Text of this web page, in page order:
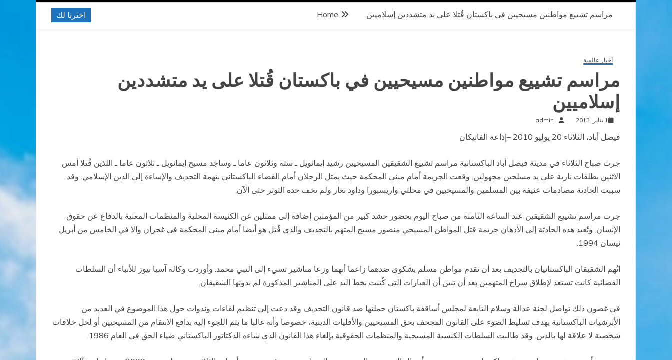
اخترنا لك Home مراسم تشييع مواطنين مسيحيين في باكستان قُتلا على يد متشددين إسلاميين
أخبار عالمية
مراسم تشييع مواطنين مسيحيين في باكستان قُتلا على يد متشددين
إسلاميين
1 يناير, 2013 admin
فيصل أباد، الثلاثاء 20 يوليو 2010 –إذاعة الفاتيكان
جرت صباح الثلاثاء في مدينة فيصل أباد الباكستانية مراسم تشييع الشقيقين المسيحيين رشيد إيمانويل ـ ستة وثلاثون عاما ـ وساجد مسيح إيمانويل ـ ثلاثون عاما ـ اللذين قُتلا أمس
الاثنين بطلقات نارية على يد مسلحين مجهولين. وقعت الجريمة أمام مبنى المحكمة حيث يمثل الرجلان أمام القضاء الباكستاني بتهمة التجديف والإساءة إلى الدين الإسلامي. وقد
سببت الحادثة مصادمات عنيفة بين المسلمين والمسيحيين في محلتي واريسبورا وداود نغار ولم تخف حدة التوتر حتى الآن.
جرت مراسم تشييع الشقيقين عند الساعة الثامنة من صباح اليوم بحضور حشد كبير من المؤمنين إضافة إلى ممثلين عن الكنيسة المحلية والمنظمات المعنية بالدفاع عن حقوق
الإنسان. وتُعيد هذه الحادثة إلى الأذهان جريمة قتل المواطن المسيحي منصور مسيح المتهم بالتجديف والذي قُتل هو أيضا أمام مبنى المحكمة في غجران والا في الخامس من أبريل
نيسان 1994.
اتُهم الشقيقان الباكستانيان بالتجديف بعد أن تقدم مواطن مسلم بشكوى ضدهما زاعما أنهما وزعا مناشير تسيء إلى النبي محمد. وأوردت وكالة آسيا نيوز للأنباء أن السلطات
القضائية كانت تستعد لإطلاق سراح المتهمين بعد أن تبين أن العبارات التي كُتبت بخط اليد على المناشير المذكورة لم يدونها الشقيقان.
في غضون ذلك تواصل لجنة عدالة وسلام التابعة لمجلس أساقفة باكستان حملتها ضد قانون التجديف وقد دعت إلى تنظيم لقاءات وندوات حول هذا الموضوع في العديد من
الأبرشيات الباكستانية بهدف تسليط الضوء على القانون المجحف بحق المسيحيين والأقليات الدينية، خصوصا وأنه غالبا ما يتم اللجوء إليه بدافع الانتقام من المسيحيين أو لحل خلافات
شخصية لا علاقة لها بالدين. وقد طالبت السلطات الكنسية المسيحية والمنظمات الحقوقية بإلغاء هذا القانون الذي شاءه الدكتاتور الباكستاني ضياء الحق في العام 1986.